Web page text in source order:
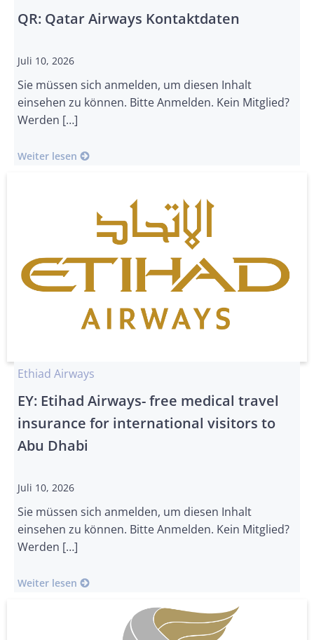
QR: Qatar Airways Kontaktdaten
Juli 10, 2026
Sie müssen sich anmelden, um diesen Inhalt
einsehen zu können. Bitte Anmelden. Kein Mitglied?
Werden […]
Weiter lesen
Ethiad Airways
EY: Etihad Airways- free medical travel
insurance for international visitors to
Abu Dhabi
Juli 10, 2026
Sie müssen sich anmelden, um diesen Inhalt
einsehen zu können. Bitte Anmelden. Kein Mitglied?
Werden […]
Weiter lesen